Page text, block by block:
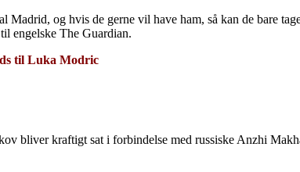
Madrid, og hvis de gerne vil have ham, så kan de bare
engelske The Guardian.
til Luka Modric
bliver kraftigt sat i forbindelse med russiske Anzhi